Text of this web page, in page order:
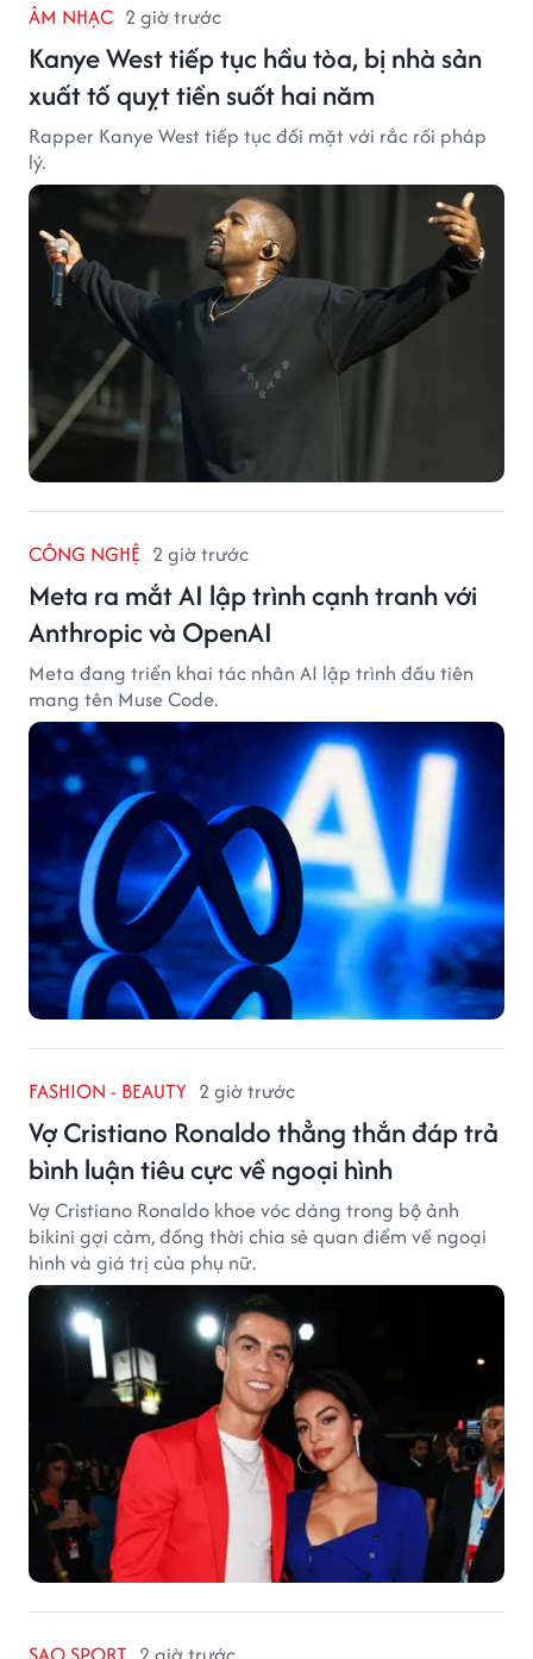
ÂM NHẠC 2 giờ trước
Kanye West tiếp tục hầu tòa, bị nhà sản
xuất tố quỵt tiền suốt hai năm
Rapper Kanye West tiếp tục đối mặt với rắc rối pháp
lý.
CÔNG NGHỆ 2 giờ trước
Meta ra mắt AI lập trình cạnh tranh với
Anthropic và OpenAI
Meta đang triển khai tác nhân AI lập trình đầu tiên
mang tên Muse Code.
FASHION - BEAUTY 2 giờ trước
Vợ Cristiano Ronaldo thẳng thắn đáp trả
bình luận tiêu cực về ngoại hình
Vợ Cristiano Ronaldo khoe vóc dáng trong bộ ảnh
bikini gợi cảm, đồng thời chia sẻ quan điểm về ngoại
hình và giá trị của phụ nữ.